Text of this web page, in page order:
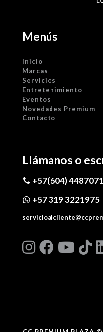
Menús
Inicio
Marcas
Servicios
Entretenimiento
Eventos
Novedades Premium
Contacto
Llámanos o
+57(604) 4487071
+57 319 3221975